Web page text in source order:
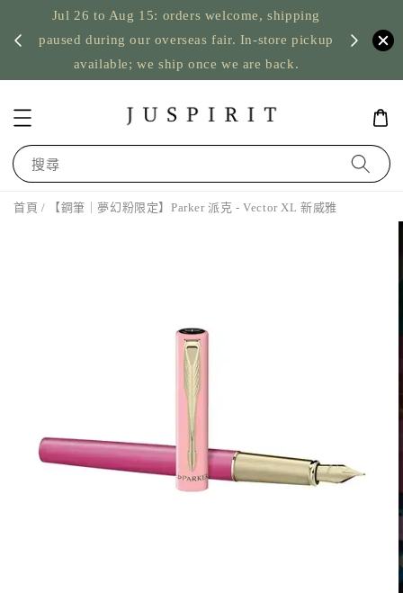
Jul 26 to Aug 15: orders welcome, shipping
paused during our overseas fair. In-store pickup
available; we ship once we are back.
US
搜尋
首頁 / 【鋼筆｜夢幻粉限定】Parker 派克 - Vector XL 新威雅